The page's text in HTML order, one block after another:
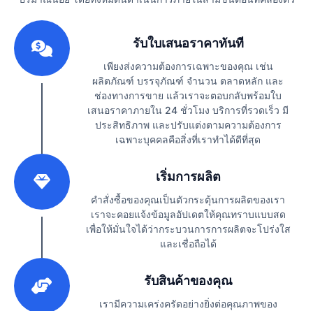
รับใบเสนอราคาทันที
เพียงส่งความต้องการเฉพาะของคุณ เช่น
ผลิตภัณฑ์ บรรจุภัณฑ์ จำนวน ตลาดหลัก และ
ช่องทางการขาย แล้วเราจะตอบกลับพร้อมใบ
เสนอราคาภายใน 24 ชั่วโมง บริการที่รวดเร็ว มี
ประสิทธิภาพ และปรับแต่งตามความต้องการ
เฉพาะบุคคลคือสิ่งที่เราทำได้ดีที่สุด
เริ่มการผลิต
คำสั่งซื้อของคุณเป็นตัวกระตุ้นการผลิตของเรา
เราจะคอยแจ้งข้อมูลอัปเดตให้คุณทราบแบบสด
เพื่อให้มั่นใจได้ว่ากระบวนการการผลิตจะโปร่งใส
และเชื่อถือได้
รับสินค้าของคุณ
เรามีความเคร่งครัดอย่างยิ่งต่อคุณภาพของ